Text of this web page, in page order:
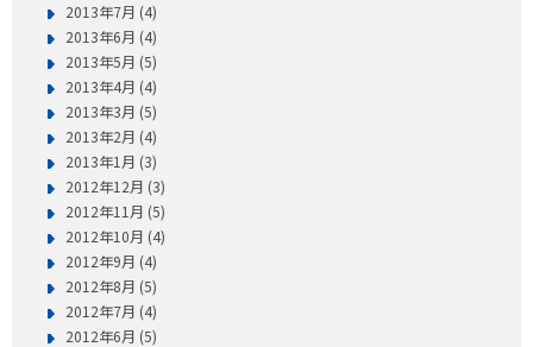
2013年7月 (4)
2013年6月 (4)
2013年5月 (5)
2013年4月 (4)
2013年3月 (5)
2013年2月 (4)
2013年1月 (3)
2012年12月 (3)
2012年11月 (5)
2012年10月 (4)
2012年9月 (4)
2012年8月 (5)
2012年7月 (4)
2012年6月 (5)